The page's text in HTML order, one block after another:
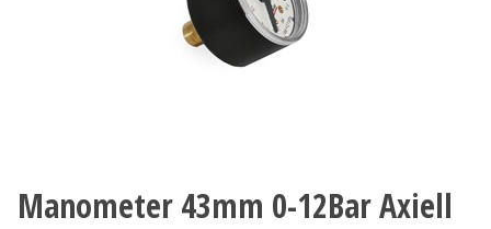
Manometer 43mm 0-12Bar Axiell